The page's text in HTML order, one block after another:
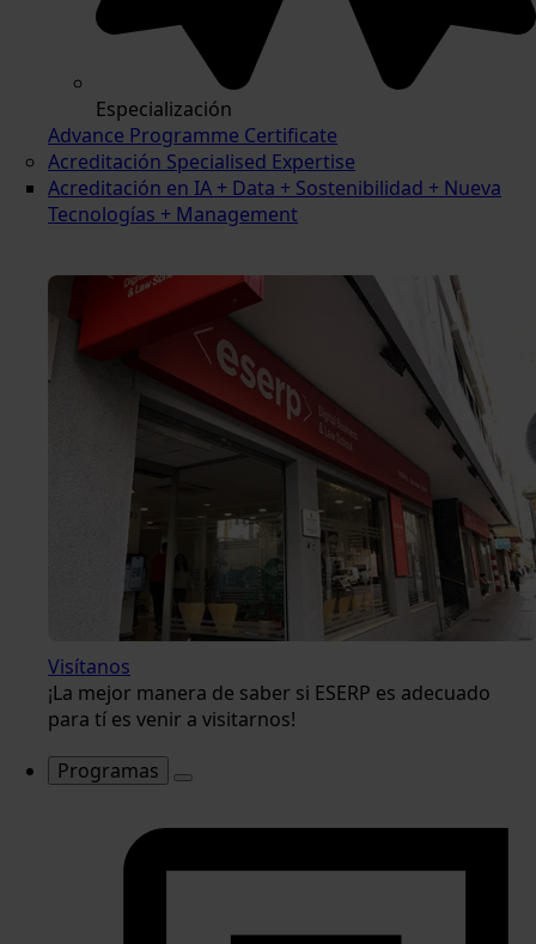
Especialización
Advance Programme Certificate
Acreditación Specialised Expertise
Acreditación en IA + Data + Sostenibilidad + Nueva
Tecnologías + Management
Visítanos
¡La mejor manera de saber si ESERP es adecuado
para tí es venir a visitarnos!
Programas